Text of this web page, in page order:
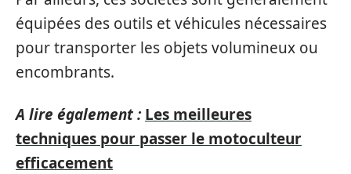
équipées des outils et véhicules nécessaires
pour transporter les objets volumineux ou
encombrants.
A lire également : Les meilleures
techniques pour passer le motoculteur
efficacement